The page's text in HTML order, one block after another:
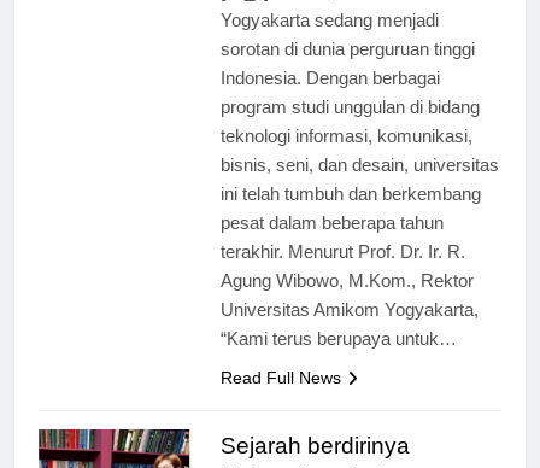
[ad_1] Saat ini, Universitas Amikom
Yogyakarta sedang menjadi
sorotan di dunia perguruan tinggi
Indonesia. Dengan berbagai
program studi unggulan di bidang
teknologi informasi, komunikasi,
bisnis, seni, dan desain, universitas
ini telah tumbuh dan berkembang
pesat dalam beberapa tahun
terakhir. Menurut Prof. Dr. Ir. R.
Agung Wibowo, M.Kom., Rektor
Universitas Amikom Yogyakarta,